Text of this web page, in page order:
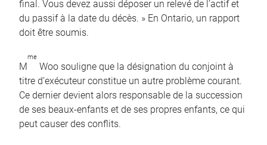
final. Vous devez aussi déposer un relevé de l’actif et
du passif à la date du décès. » En Ontario, un rapport
doit être soumis.
M
me
Woo souligne que la désignation du conjoint à
titre d’exécuteur constitue un autre problème courant.
Ce dernier devient alors responsable de la succession
de ses beaux-enfants et de ses propres enfants, ce qui
peut causer des conflits.